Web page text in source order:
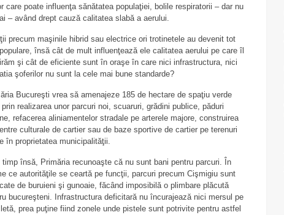
care poate influenţa sănătatea populaţiei, bolile respiratorii – dar nu
– având drept cauză calitatea slabă a aerului.
precum maşinile hibrid sau electrice ori trotinetele au devenit tot
însă cât de mult influenţează ele calitatea aerului pe care îl
şi cât de eficiente sunt în oraşe în care nici infrastructura, nici
şoferilor nu sunt la cele mai bune standarde?
Bucureşti vrea să amenajeze 185 de hectare de spaţiu verde
realizarea unor parcuri noi, scuaruri, grădini publice, păduri
refacerea aliniamentelor stradale pe arterele majore, construirea
culturale de cartier sau de baze sportive de cartier pe terenuri
în proprietatea municipalităţii.
timp însă, Primăria recunoaşte că nu sunt bani pentru parcuri. În
ce autorităţile se ceartă pe funcţii, parcuri precum Cişmigiu sunt
de buruieni şi gunoaie, făcând imposibilă o plimbare plăcută
bucureşteni. Infrastructura deficitară nu încurajează nici mersul pe
prea puţine fiind zonele unde pistele sunt potrivite pentru astfel